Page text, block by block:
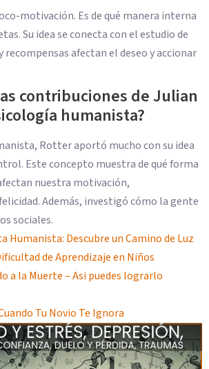
motivación. Es de qué manera interna
Su idea se conecta con el estudio de
afectan el deseo y accionar
contribuciones de Julian
humanista?
Rotter aportó mucho con su idea
Este concepto muestra de qué forma
nuestra motivación,
Además, investigó cómo la gente
sociales.
Humanista: Descubre un Camino de Luz
de Aprendizaje en Niños
a la Muerte – Asi puedes lograrlo
Tu Novio Te Ignora